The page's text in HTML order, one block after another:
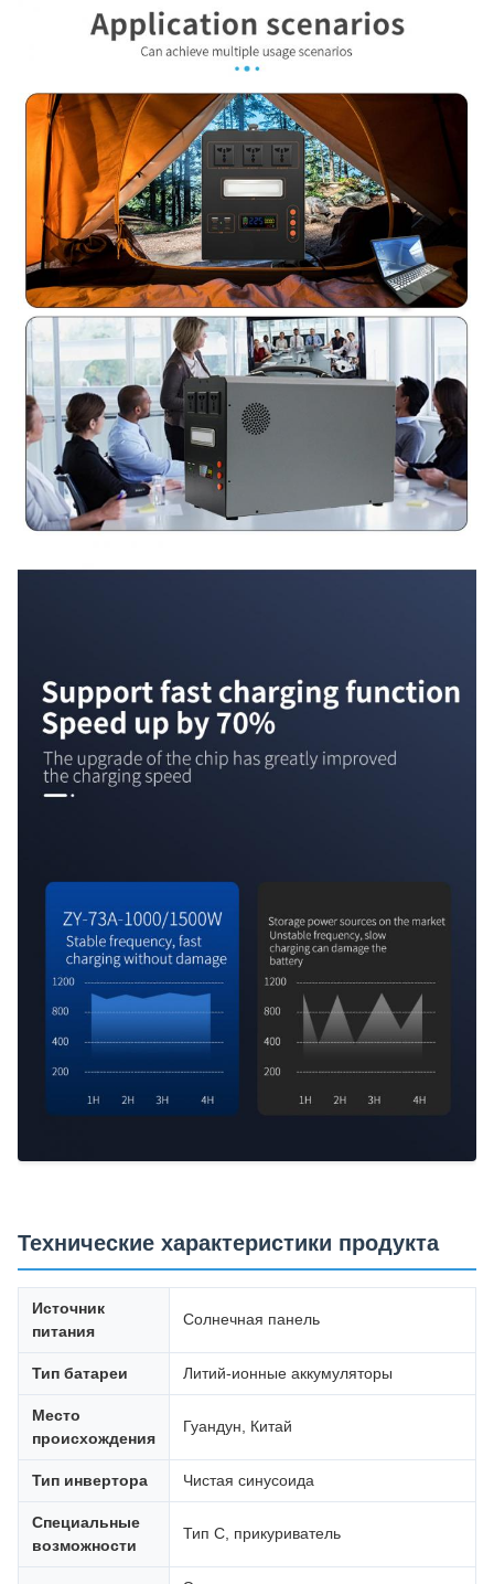
Технические характеристики продукта
Источник
питания
Солнечная панель
Тип батареи Литий-ионные аккумуляторы
Место
происхождения
Гуандун, Китай
Тип инвертора Чистая синусоида
Специальные
возможности
Тип C, прикуриватель